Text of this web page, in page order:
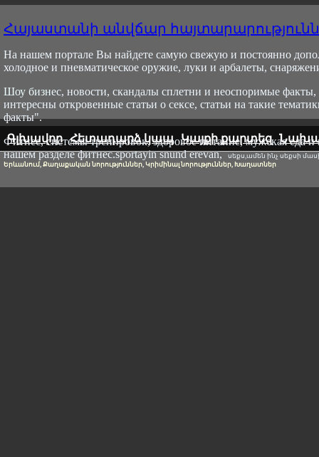
Հայաստանի անվճար
На нашем портале Вы найдете самую свежую и постоянно
холодное и пневматическое оружие, луки и арбалеты,
Шоу бизнес, новости, скандалы сплетни и неоспоримые факты,
интересны откровенные статьи о сексе, статьи на такие
факты".
Фитнес, системы тренировок, здоровое питание, мужская еда
нашем разделе фитнес.sportayin snund erevan,սեքս,ամեն ինչ սեքսի
Երևանում, Քաղաքական նորություններ, Կրիմինալ նորություններ, Խաղատներ
Գլխավոր Հետադարձ կապ Կայքի քարտեզ